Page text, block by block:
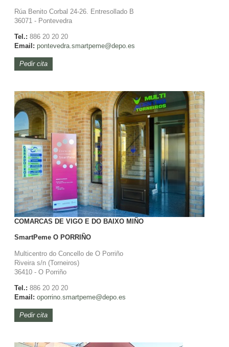
Rúa Benito Corbal 24-26. Entresollado B
36071 - Pontevedra
Tel.: 886 20 20 20
Email: pontevedra.smartpeme@depo.es
Pedir cita
COMARCAS DE VIGO E DO BAIXO MIÑO
SmartPemeO PORRIÑO
Multicentro do Concello de O Porriño
Riveira s/n (Torneiros)
36410 - O Porriño
Tel.: 886 20 20 20
Email: oporrino.smartpeme@depo.es
Pedir cita